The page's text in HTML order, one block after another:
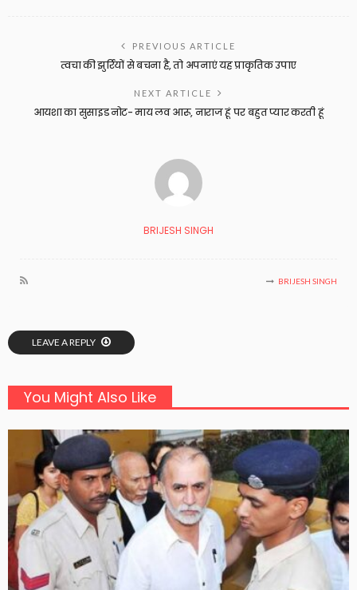
PREVIOUS ARTICLE
त्वचा की झुर्रियों से बचना है, तो अपनाएं यह प्राकृतिक उपाए
NEXT ARTICLE
आयशा का सुसाइड नोट- माय लव आरू, नाराज हूं पर बहुत प्यार करती हूं
BRIJESH SINGH
BRIJESH SINGH
LEAVE A REPLY
You Might Also Like